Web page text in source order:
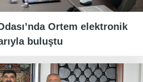
Ortem elektronik
buluştu